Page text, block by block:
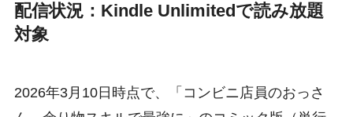
配信状況：Kindle Unlimitedで読み放題
対象
2026年3月10日時点で、「コンビニ店員のおっさ